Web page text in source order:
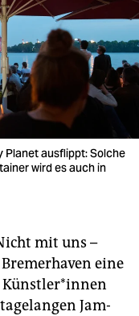
Planet ausflippt: Solche
wird es auch in
mit uns –
eine
Künst­le­r*in­nen
Jam-